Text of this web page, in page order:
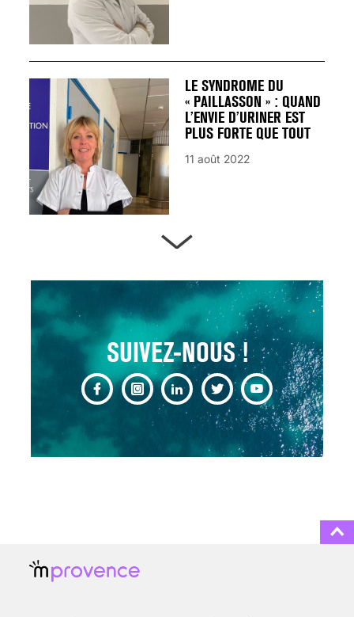
SUIVEZ-NOUS !
LE SYNDROME DU
« PAILLASSON » : QUAND
L’ENVIE D’URINER EST
PLUS FORTE QUE TOUT
11 août 2022
13 août 2024
CHANGEMENT DE SEXE :
DES DEMANDES
TOUJOURS PLUS